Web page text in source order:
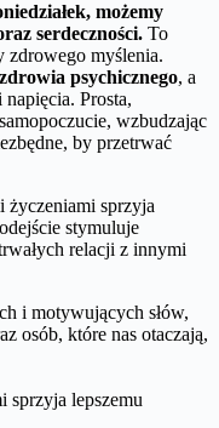
możemy
serdeczności. To
zdrowego myślenia.
psychicznego, a
Prosta,
wzbudzając
by przetrwać
życzeniami sprzyja
stymuluje
relacji z innymi
i motywujących słów,
osób, które nas otaczają,
sprzyja lepszemu